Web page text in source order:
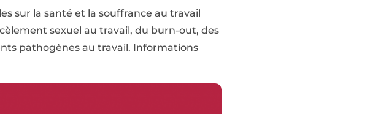
sur la santé et la souffrance au travail
sexuel au travail, du burn-out, des
pathogènes au travail. Informations